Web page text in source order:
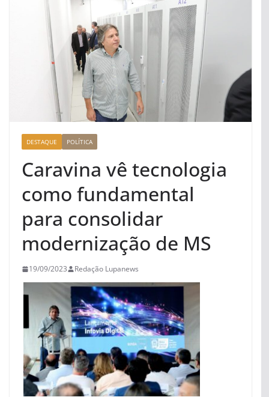
DESTAQUE POLÍTICA
Caravina vê tecnologia
como fundamental
para consolidar
modernização de MS
19/09/2023 Redação Lupanews